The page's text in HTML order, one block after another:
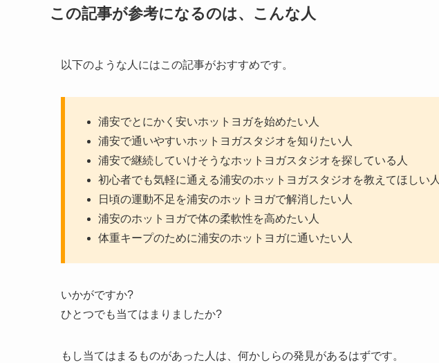
この記事が参考になるのは、こんな人
以下のような人にはこの記事がおすすめです。
浦安でとにかく安いホットヨガを始めたい人
浦安で通いやすいホットヨガスタジオを知りたい人
浦安で継続していけそうなホットヨガスタジオを探している人
初心者でも気軽に通える浦安のホットヨガスタジオを教えてほしい人
日頃の運動不足を浦安のホットヨガで解消したい人
浦安のホットヨガで体の柔軟性を高めたい人
体重キープのために浦安のホットヨガに通いたい人
いかがですか?
ひとつでも当てはまりましたか?
もし当てはまるものがあった人は、何かしらの発見があるはずです。